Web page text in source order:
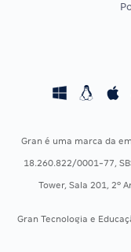
CONCURSOS POR
Concursos Fiscais
Concursos Saúde
Residência
Gran é uma marca da
18.260.822/0001-77,
Tower, Sala 201, 2º
Gran Tecnologia e